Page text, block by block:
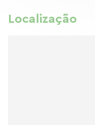
Localização